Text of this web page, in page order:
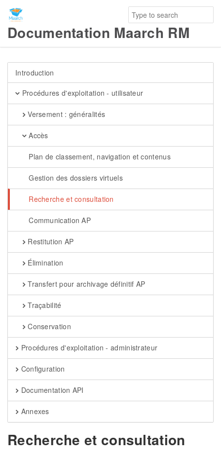
Documentation Maarch RM
Introduction
Procédures d'exploitation - utilisateur
Versement : généralités
Accès
Plan de classement, navigation et contenus
Gestion des dossiers virtuels
Recherche et consultation
Communication AP
Restitution AP
Élimination
Transfert pour archivage définitif AP
Traçabilité
Conservation
Procédures d'exploitation - administrateur
Configuration
Documentation API
Annexes
Recherche et consultation